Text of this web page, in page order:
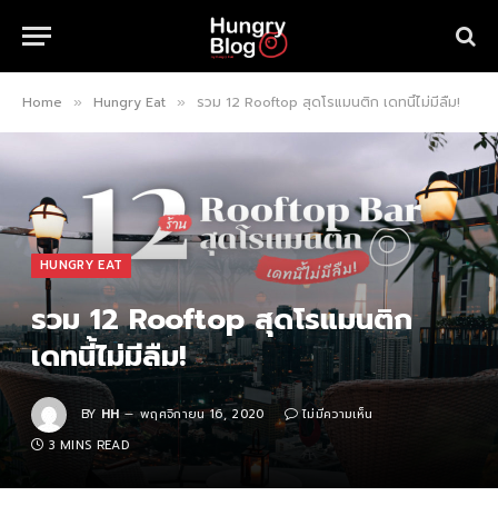
Home » Hungry Eat » รวม 12 Rooftop สุดโรแมนติก เดทนี้ไม่มีลืม!
HUNGRY EAT
รวม 12 Rooftop สุดโรแมนติก
เดทนี้ไม่มีลืม!
BY HH พฤศจิกายน 16, 2020
ไม่มีความเห็น
3 MINS READ